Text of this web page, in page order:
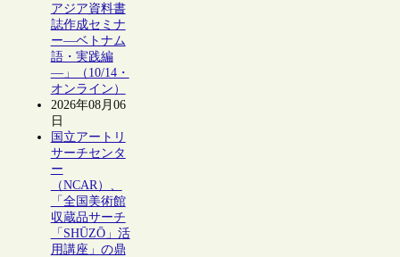
アジア資料書
誌作成セミナ
ー―ベトナム
語・実践編
―」（10/14・
オンライン）
2026年08月06
日
国立アートリ
サーチセンタ
ー
（NCAR）、
「全国美術館
収蔵品サーチ
「SHŪZŌ」活
用講座」の鼎